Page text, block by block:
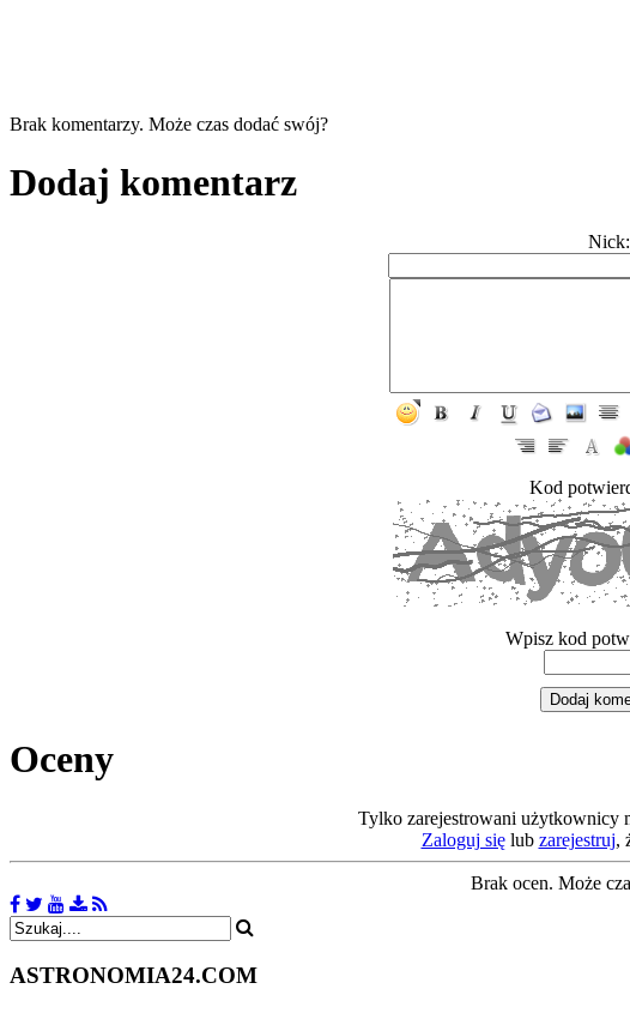
Brak komentarzy. Może czas dodać swój?
Dodaj komentarz
Nick:
Kod
Wpisz kod
Oceny
Tylko zarejestrowani użytkownicy
Zaloguj sięlub zarejestruj,
Brak ocen. Może
ASTRONOMIA24.COM